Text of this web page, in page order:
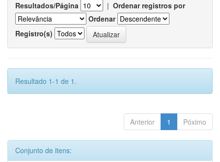
Resultados/Página | Ordenar registros por
Ordenar
Registro(s)
Resultado 1-1 de 1.
Anterior 1 Póximo
Conjunto de itens: